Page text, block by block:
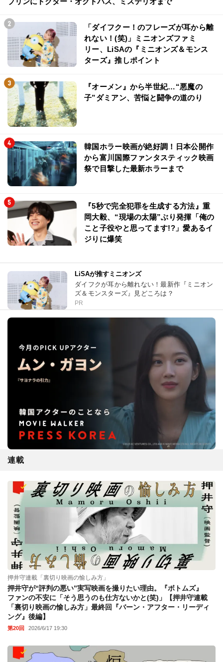
「ダイフクー！のフレーズが耳から離
れない！(笑)」ミニオンズファミ
リー、LiSAの『ミニオンズ＆モンス
ターズ』推しポイント
『オーメン』から半世紀…“悪魔の
子”ダミアン、苦悩と闘争の道のり
韓国ホラー映画が絶好調！日本公開作
から富川国際ファンタスティック映画
祭で目撃した最新ホラーまで
『5秒で完全犯罪を生成する方法』重
岡大毅、“現場の太陽”ぶり発揮「俺の
こと子役やと思ってます!?」愛あるイ
ジりに爆笑
LiSAが推すミニオンズ
ダイフクが耳から離れない！最新作『ミニオン
ズ＆モンスターズ』見どころは？
PR
連載
押井守連載「裏切り映画の愉しみ方」
押井守が“評判の悪い”実写映画を撮りたい理由。『ボトムズ』
ファンの不安に「そう思うのも仕方ないかと(笑)」【押井守連載
「裏切り映画の愉しみ方」最終回『バーン・アフター・リーディ
ング』後編】
第20回 2026/6/17 19:30